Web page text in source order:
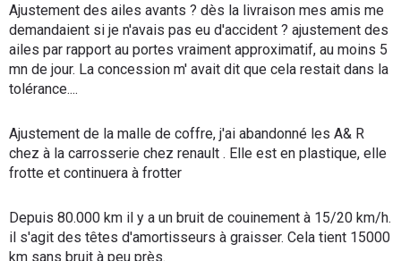
Ajustement des ailes avants ? dès la livraison mes amis me
demandaient si je n'avais pas eu d'accident ? ajustement des
ailes par rapport au portes vraiment approximatif, au moins 5
mn de jour. La concession m' avait dit que cela restait dans la
tolérance....
Ajustement de la malle de coffre, j'ai abandonné les A& R
chez à la carrosserie chez renault . Elle est en plastique, elle
frotte et continuera à frotter
Depuis 80.000 km il y a un bruit de couinement à 15/20 km/h.
il s'agit des têtes d'amortisseurs à graisser. Cela tient 15000
km sans bruit à peu près.